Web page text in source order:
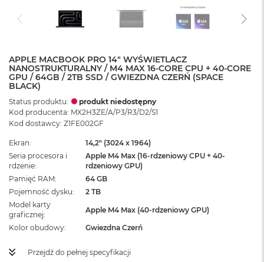
APPLE MACBOOK PRO 14" WYŚWIETLACZ
NANOSTRUKTURALNY / M4 MAX 16-CORE CPU + 40-CORE
GPU / 64GB / 2TB SSD / GWIEZDNA CZERŃ (SPACE
BLACK)
Status produktu:
produkt niedostępny
Kod producenta: MX2H3ZE/A/P3/R3/D2/S1
Kod dostawcy: Z1FE002GF
Ekran
14,2" (3024 x 1964)
Seria procesora i
rdzenie
Apple M4 Max (16-rdzeniowy CPU + 40-
rdzeniowy GPU)
Pamięć RAM
64 GB
Pojemność dysku
2 TB
Model karty
graficznej
Apple M4 Max (40-rdzeniowy GPU)
Kolor obudowy Gwiezdna Czerń
Przejdź do pełnej specyfikacji